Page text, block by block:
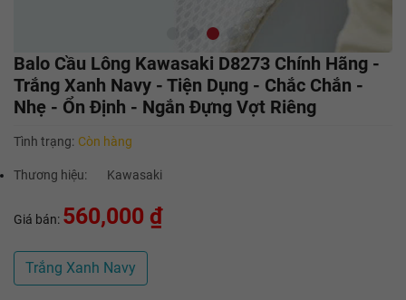
Balo Cầu Lông Kawasaki D8273 Chính Hãng -
Trắng Xanh Navy - Tiện Dụng - Chắc Chắn -
Nhẹ - Ổn Định - Ngắn Đựng Vợt Riêng
Tình trạng: Còn hàng
Thương hiệu: Kawasaki
Giá bán: 560,000 ₫
Trắng Xanh Navy